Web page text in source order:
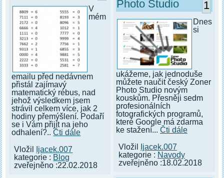
V
mém
emailu před nedávnem
přistál zajímavý
matematický rébus, nad
jehož výsledkem jsem
strávil celkem více, jak 2
hodiny přemýšlení. Podaří
se i Vám přijít na jeho
odhalení?..Čti dále
Vložil
Ijacek.007
kategorie : Blog
zveřejněno :22.02.2018
Photo Studio 1
Dnes
si
ukážeme, jak jednoduše
můžete naučit český Zoner
Photo Studio novým
kouskům. Přesněji sedm
profesionálních
fotografických programů,
které Google má zdarma
ke stažení... Čti dále
Vložil
Ijacek.007
kategorie : Navody
zveřejněno :18.02.2018